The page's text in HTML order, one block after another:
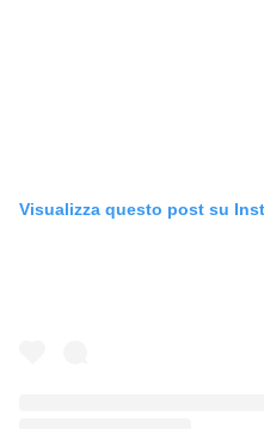
Visualizza questo post su